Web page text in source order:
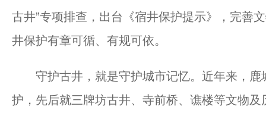
古井”专项排查，出台《宿井保护提示》，完善
井保护有章可循、有规可依。
守护古井，就是守护城市记忆。近年来，鹿
护，先后就三牌坊古井、寺前桥、谯楼等文物